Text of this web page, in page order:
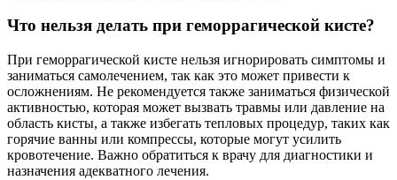
Что нельзя делать при геморрагической кисте?
При геморрагической кисте нельзя игнорировать симптомы и
заниматься самолечением, так как это может привести к
осложнениям. Не рекомендуется также заниматься физической
активностью, которая может вызвать травмы или давление на
область кисты, а также избегать тепловых процедур, таких как
горячие ванны или компрессы, которые могут усилить
кровотечение. Важно обратиться к врачу для диагностики и
назначения адекватного лечения.